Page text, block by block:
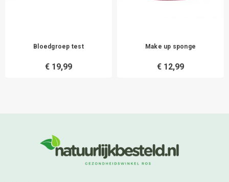
Bloedgroep test
€ 19,99
Make up sponge
€ 12,99